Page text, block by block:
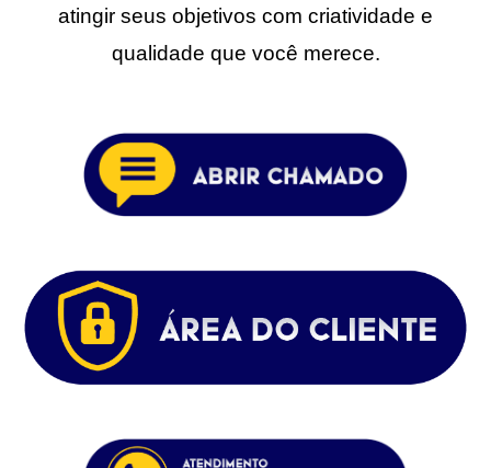
atingir seus objetivos com criatividade e
qualidade que você merece.